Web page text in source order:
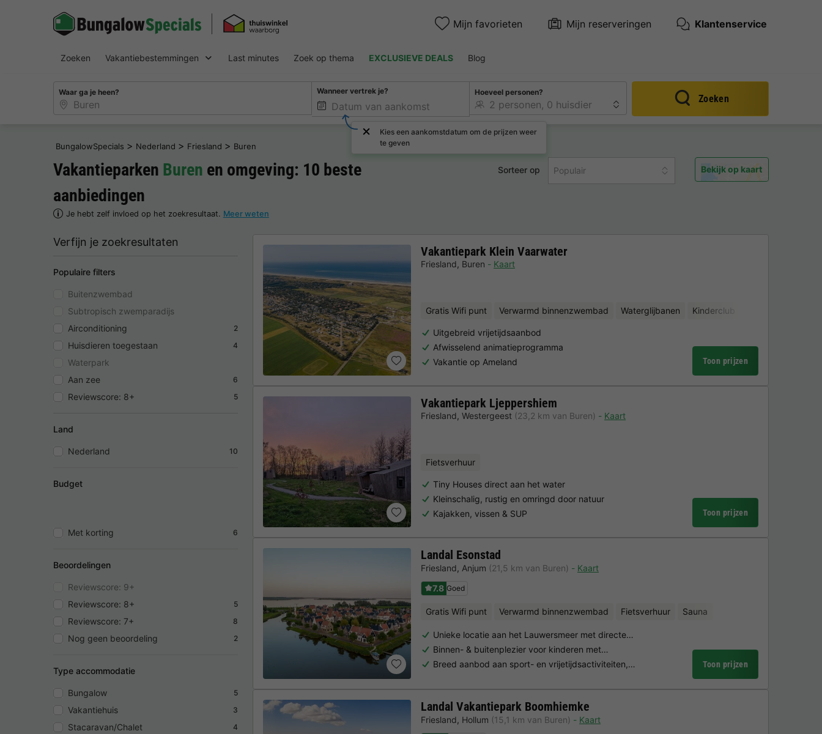
Mijn favorieten Mijn reserveringen Klantenservice
Zoeken Vakantiebestemmingen Last minutes Zoek op thema EXCLUSIEVE DEALS Blog
Waar ga je heen? Wanneer vertrek je?
Kies een aankomstdatum om de prijzen weer
te geven
Hoeveel personen?
Zoeken
BungalowSpecials > Nederland > Friesland > Buren
Vakantieparken Buren en omgeving: 10 beste
aanbiedingen
Je hebt zelf invloed op het zoekresultaat. Meer weten
Sorteer op Populair Bekijk op kaart
Verfijn je zoekresultaten
Populaire filters
Buitenzwembad
Subtropisch zwemparadijs
Airconditioning
2
Huisdieren toegestaan 4
Waterpark
Aan zee
6
Reviewscore: 8+ 5
Land
Nederland 10
Budget
Met korting 6
Beoordelingen
Reviewscore: 9+
Reviewscore: 8+
5
Reviewscore: 7+ 8
Nog geen beoordeling 2
Type accommodatie
Bungalow 5
Vakantiehuis 3
Stacaravan/Chalet 4
Vakantiepark Klein Vaarwater
Friesland, Buren Kaart
Gratis Wifi punt Verwarmd binnenzwembad Waterglijbanen Kinderclub
Uitgebreid vrijetijdsaanbod
Afwisselend animatieprogramma
Vakantie op Ameland
Toon prijzen
Vakantiepark Ljeppershiem
Friesland, Westergeest (23,2 km van Buren) Kaart
Fietsverhuur
Tiny Houses direct aan het water
Kleinschalig, rustig en omringd door natuur
Kajakken, vissen & SUP
Toon prijzen
Landal Esonstad
Friesland, Anjum (21,5 km van Buren)
Kaart
7.8 Goed
Gratis Wifi punt Verwarmd binnenzwembad Fietsverhuur Sauna
Unieke locatie aan het Lauwersmeer met directe…
Binnen- & buitenplezier voor kinderen met…
Breed aanbod aan sport- en vrijetijdsactiviteiten,…
Toon prijzen
Landal Vakantiepark Boomhiemke
Friesland, Hollum (15,1 km van Buren)
Kaart